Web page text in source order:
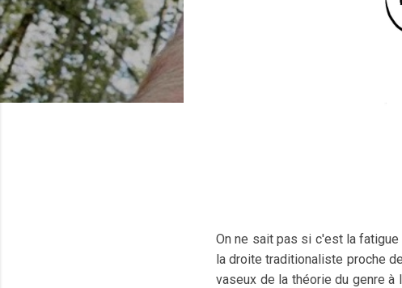
On ne sait pas si c'est la
la droite traditionaliste proche
vaseux de la théorie du genre